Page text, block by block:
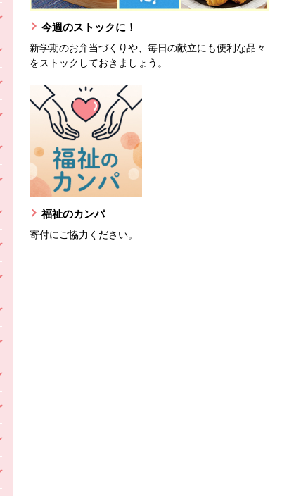
今週のストックに！
新学期のお弁当づくりや、毎日の献立にも便利な品々
をストックしておきましょう。
福祉のカンパ
寄付にご協力ください。